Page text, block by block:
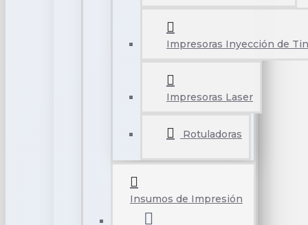
Impresoras Inyección de
Impresoras Laser
Rotuladoras
Insumos de Impresión